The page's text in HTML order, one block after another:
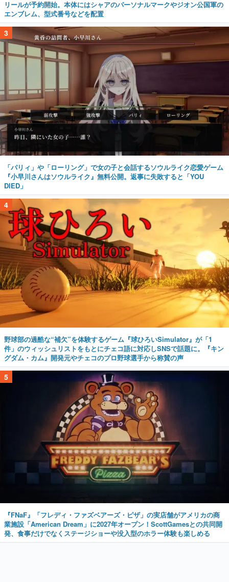
リールが予約開始。本体にはシャアのパーソナルマークやジオン公国軍の
エンブレム、型式番号などを配置
3
「パリィ」や「ローリング」で女の子と会話するソウルライク恋愛ゲーム
『小早川さんはソウルライク』無料公開。返事に失敗すると「YOU
DIED」
4
野球部の過酷な“補欠”を体験するゲーム『球ひろいSimulator』が「1
件」のウィッシュリストをもとにチェコ語に対応しSNSで話題に。『キン
グダム・カム』開発元やチェコのプロ野球選手から称賛の声
5
『FNaF』「フレディ・ファズベアーズ・ピザ」の実店舗がアメリカの商
業施設「American Dream」に2027年オープン！ScottGamesとの共同開
発、食事だけでなくステージショーや没入型のホラー体験も楽しめる